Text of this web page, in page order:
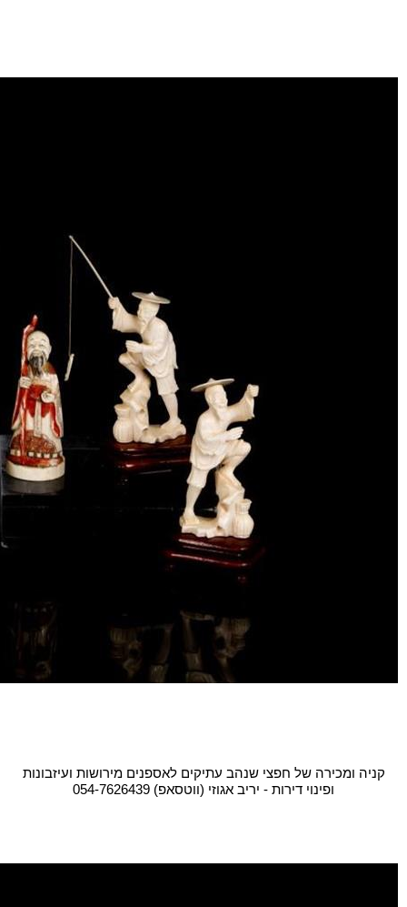
קניה ומכירה של חפצי שנהב עתיקים לאספנים מירושות ועיזבונות
ופינוי דירות - יריב אגוזי (ווטסאפ) 054-7626439